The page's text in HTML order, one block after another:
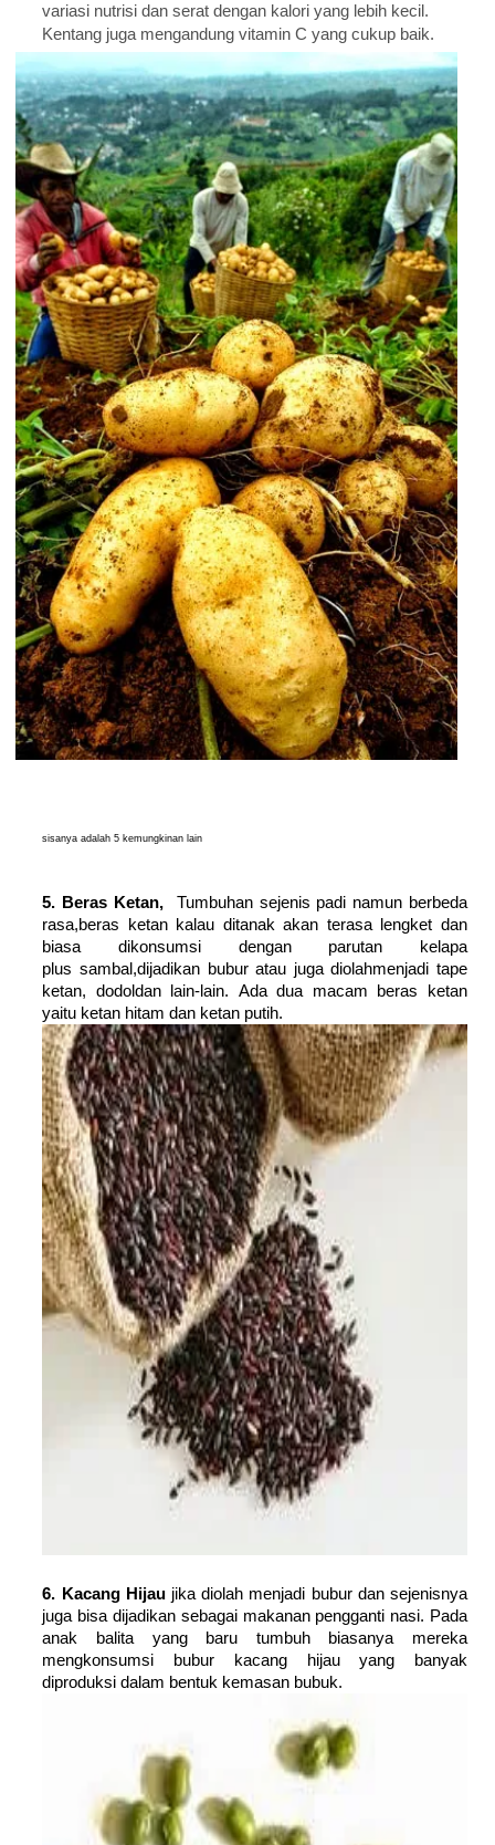
variasi nutrisi dan serat dengan kalori yang lebih kecil.
Kentang juga mengandung vitamin C yang cukup baik.
sisanya adalah 5 kemungkinan lain
5. Beras Ketan, Tumbuhan sejenis padi namun berbeda
rasa,beras ketan kalau ditanak akan terasa lengket dan
biasa dikonsumsi dengan parutan kelapa
plus sambal,dijadikan bubur atau juga diolahmenjadi tape
ketan, dodoldan lain-lain. Ada dua macam beras ketan
yaitu ketan hitam dan ketan putih.
6. Kacang Hijau jika diolah menjadi bubur dan sejenisnya
juga bisa dijadikan sebagai makanan pengganti nasi. Pada
anak balita yang baru tumbuh biasanya mereka
mengkonsumsi bubur kacang hijau yang banyak
diproduksi dalam bentuk kemasan bubuk.